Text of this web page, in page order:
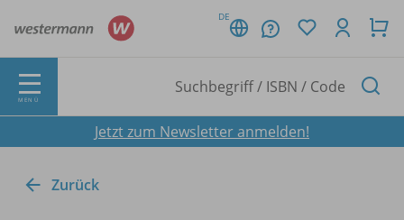
DE
MENÜ
Jetzt zum Newsletter anmelden!
Zurück